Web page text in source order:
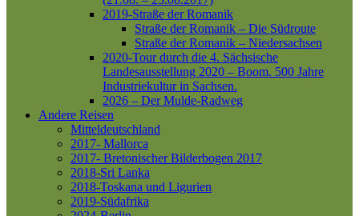
2019-Straße der Romanik
Straße der Romanik – Die Südroute
Straße der Romanik – Niedersachsen
2020-Tour durch die 4. Sächsische
Landesausstellung 2020 – Boom. 500 Jahre
Industriekultur in Sachsen.
2026 – Der Mulde-Radweg
Andere Reisen
Mitteldeutschland
2017- Mallorca
2017- Bretonischer Bilderbogen 2017
2018-Sri Lanka
2018-Toskana und Ligurien
2019-Südafrika